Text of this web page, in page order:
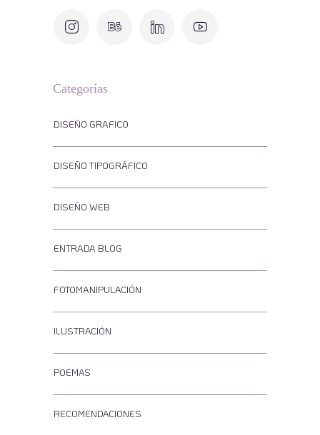
Categorías
DISEÑO GRAFICO
DISEÑO TIPOGRÁFICO
DISEÑO WEB
ENTRADA BLOG
FOTOMANIPULACIÓN
ILUSTRACIÓN
POEMAS
RECOMENDACIONES